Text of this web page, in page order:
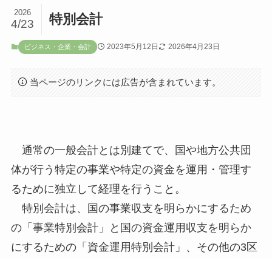
特別会計
2026
4/23
ビジネス・企業・会計 2023年5月12日 2026年4月23日
当ページのリンクには広告が含まれています。
通常の一般会計とは別建てで、国や地方公共団
体が行う特定の事業や特定の資金を運用・管理す
るために独立して経理を行うこと。
特別会計は、国の事業収支を明らかにするため
の「事業特別会計」と国の資金運用収支を明らか
にするための「資金運用特別会計」、その他の3区